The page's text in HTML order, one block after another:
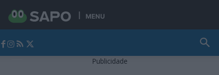
MENU
Publicidade